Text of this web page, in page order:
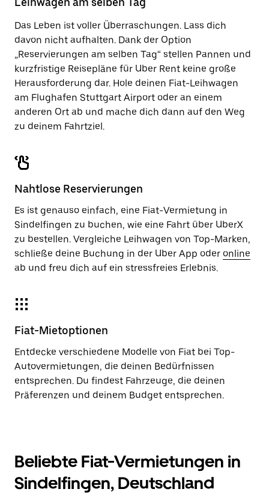
zu
Das Leben ist voller Überraschungen. Lass dich
davon nicht aufhalten. Dank der Option
„Reservierungen am selben Tag“ stellen Pannen und
kurzfristige Reisepläne für Uber Rent keine große
Herausforderung dar. Hole deinen Fiat-Leihwagen
am Flughafen Stuttgart Airport oder an einem
anderen Ort ab und mache dich dann auf den Weg
zu deinem Fahrtziel.
Nahtlose Reservierungen
Es ist genauso einfach, eine Fiat-Vermietung in
Sindelfingen zu buchen, wie eine Fahrt über UberX
zu bestellen. Vergleiche Leihwagen von Top-Marken,
schließe deine Buchung in der Uber App oder online
ab und freu dich auf ein stressfreies Erlebnis.
Fiat-Mietoptionen
Entdecke verschiedene Modelle von Fiat bei Top-
Autovermietungen, die deinen Bedürfnissen
entsprechen. Du findest Fahrzeuge, die deinen
Präferenzen und deinem Budget entsprechen.
Beliebte Fiat-Vermietungen in
Sindelfingen, Deutschland